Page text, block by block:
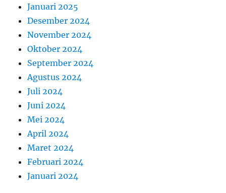
Januari 2025
Desember 2024
November 2024
Oktober 2024
September 2024
Agustus 2024
Juli 2024
Juni 2024
Mei 2024
April 2024
Maret 2024
Februari 2024
Januari 2024